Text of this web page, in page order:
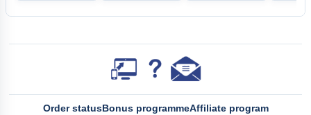
Order statusBonus programmeAffiliate program